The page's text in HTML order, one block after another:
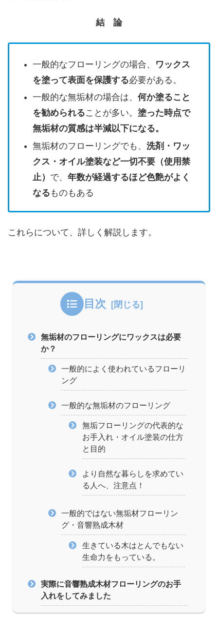
結 論
一般的なフローリングの場合、
ワックス
を塗って表面を保護する必要がある。
一般的な無垢材の場合は、 何か塗ること
を勧められることが多い。 塗った時点で
無垢材の質感は半減以下になる。
無垢材のフローリングでも、 洗剤・ワッ
クス・オイル塗装など一切不要（使用禁
止） で、 年数が経過するほど色艶がよく
なる ものもある
これらについて、詳しく解説します。
目次
無垢材のフローリングにワックスは必要
か？
一般的によく使われているフローリ
ング
一般的な無垢材のフローリング
無垢フローリングの代表的な
お手入れ・オイル塗装の仕方
と目的
より自然な暮らしを求めてい
る人へ、注意点！
一般的ではない無垢材フローリン
グ・音響熟成木材
生きている木はとんでもない
生命力をもっている。
実際に音響熟成木材フローリングのお手
入れをしてみました